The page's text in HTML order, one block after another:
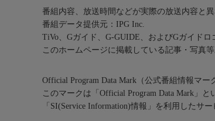
番組内容、放送時間などが実際の放送内容と
番組データ提供元：IPG Inc.
TiVo、Gガイド、G-GUIDE、およびGガイド
このホームページに掲載している記事・写真
Official Program Data Mark（公式番組情報マー
このマークは「Official Program Data Mark」
「SI(Service Information)情報」を利用したサ